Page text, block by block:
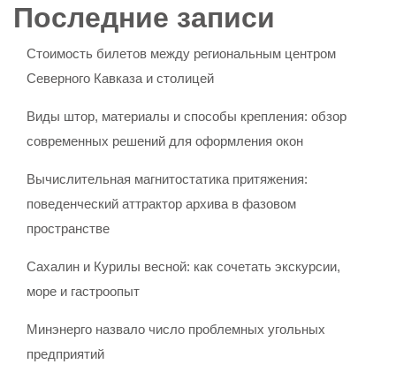
Последние записи
Стоимость билетов между региональным центром
Северного Кавказа и столицей
Виды штор, материалы и способы крепления: обзор
современных решений для оформления окон
Вычислительная магнитостатика притяжения:
поведенческий аттрактор архива в фазовом
пространстве
Сахалин и Курилы весной: как сочетать экскурсии,
море и гастроопыт
Минэнерго назвало число проблемных угольных
предприятий